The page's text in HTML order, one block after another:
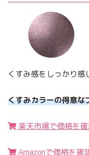
くすみ感をしっかり感
くすみカラーの得意な
楽天市場で価格を
Amazonで価格を確